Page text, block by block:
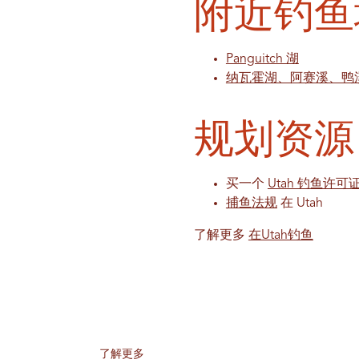
附近钓
Panguitch 湖
纳瓦霍湖、阿赛溪、鸭
规划资源
买一个 Utah 钓鱼许可
捕鱼法规在 Utah
了解更多 在Utah钓鱼
了解更多